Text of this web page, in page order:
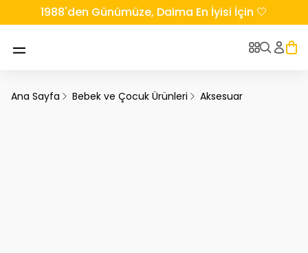
1988'den Günümüze, Daima En İyisi İçin 🤍
Ana Sayfa Bebek ve Çocuk Ürünleri Aksesuar